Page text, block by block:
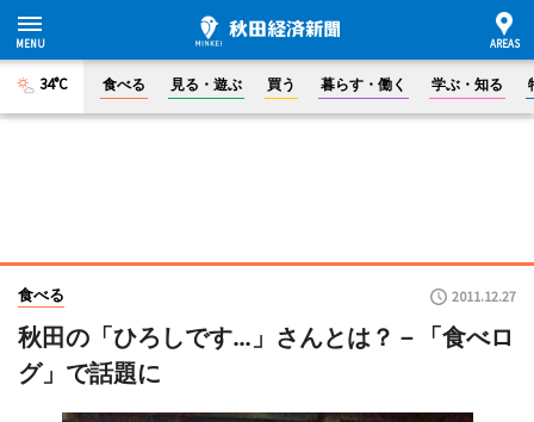
34°C 食べる 見る・遊ぶ 買う 暮らす・働く 学ぶ・知る
食べる 2011.12.27
秋田の「ひろしです…」さんとは？－「食べロ
グ」で話題に